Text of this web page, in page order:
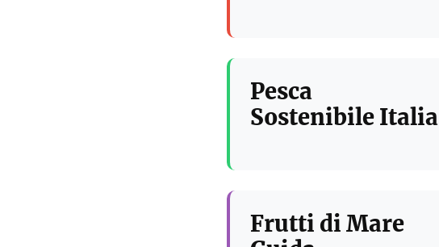
Pesca
Sostenibile Italia
Frutti di Mare